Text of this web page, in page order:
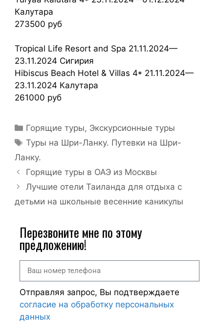
Калутара
273500 руб
Tropical Life Resort and Spa 21.11.2024—
23.11.2024 Сигирия
Hibiscus Beach Hotel & Villas 4* 21.11.2024—
23.11.2024 Калутара
261000 руб
Горящие туры, Экскурсионные туры
Туры на Шри-Ланку. Путевки на Шри-
Ланку.
Горящие туры в ОАЭ из Москвы
Лучшие отели Таиланда для отдыха с
детьми на школьные весенние каникулы
Перезвоните мне по этому
предложению!
Отправляя запрос, Вы подтверждаете
согласие на обработку персональных
данных